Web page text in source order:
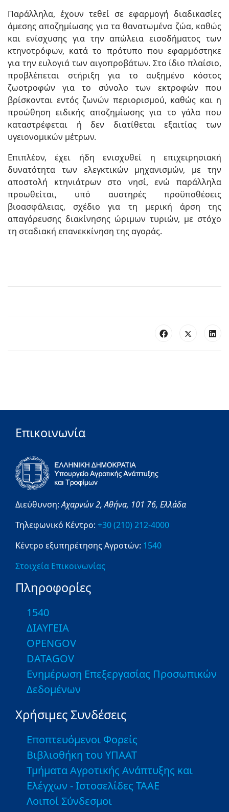
Παράλληλα, έχουν τεθεί σε εφαρμογή διαδικασίες
άμεσης αποζημίωσης για τα θανατωμένα ζώα, καθώς
και ενίσχυσης για την απώλεια εισοδήματος των
κτηνοτρόφων, κατά το πρότυπο που εφαρμόστηκε
για την ευλογιά των αιγοπροβάτων. Στο ίδιο πλαίσιο,
προβλέπεται στήριξη για το αυξημένο κόστος
ζωοτροφών για το σύνολο των εκτροφών που
βρίσκονται εντός ζωνών περιορισμού, καθώς και η
προώθηση ειδικής αποζημίωσης για το γάλα που
καταστρέφεται ή δεν διατίθεται εξαιτίας των
υγειονομικών μέτρων.
Επιπλέον, έχει ήδη ενισχυθεί η επιχειρησιακή
δυνατότητα των ελεγκτικών μηχανισμών, με την
αποστολή κτηνιάτρων στο νησί, ενώ παράλληλα
προωθείται, υπό αυστηρές προϋποθέσεις
βιοασφάλειας, σχέδιο για τη μερική άρση της
απαγόρευσης διακίνησης ώριμων τυριών, με στόχο
τη σταδιακή επανεκκίνηση της αγοράς.
Επικοινωνία
Διεύθυνση:Αχαρνών 2,Αθήνα, 101 76, Ελλάδα
Τηλεφωνικό Κέντρο: +30 (210) 212-4000
Κέντρο εξυπηρέτησης Αγροτών: 1540
Στοιχεία Επικοινωνίας
Πληροφορίες
1540
ΔΙΑΥΓΕΙΑ
OPENGOV
DATAGOV
Ενημέρωση Επεξεργασίας Προσωπικών
Δεδομένων
Χρήσιμες Συνδέσεις
Εποπτευόμενοι Φορείς
Βιβλιοθήκη του ΥΠΑΑΤ
Τμήματα Αγροτικής Ανάπτυξης και
Ελέγχων - Ιστοσελίδες ΤΑΑΕ
Λοιποί Σύνδεσμοι